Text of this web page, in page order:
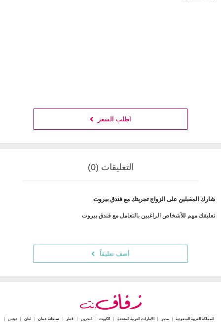
اطلب السعر
التعليقات (0)
شارك المقبلين على الزواج تجربتك مع فندق بيروت
تعليقك مهم للأشخاص الراغبين بالتعامل مع فندق بيروت
أضف تعليقاً
المملكة العربية السعودية مصر الامارات العربية المتحدة الكويت البحرين قطر سلطنة عمان لبنان تونس